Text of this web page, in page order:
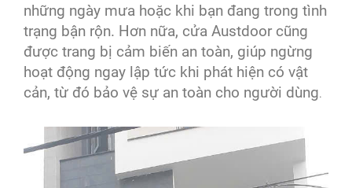
những ngày mưa hoặc khi bạn đang trong tình
trạng bận rộn. Hơn nữa, cửa Austdoor cũng
được trang bị cảm biến an toàn, giúp ngừng
hoạt động ngay lập tức khi phát hiện có vật
cản, từ đó bảo vệ sự an toàn cho người dùng.